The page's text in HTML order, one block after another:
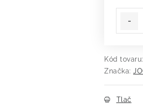
Kód tovaru:
Značka:
Tlač